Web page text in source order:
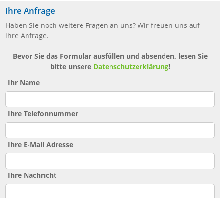
Ihre Anfrage
Haben Sie noch weitere Fragen an uns? Wir freuen uns auf
ihre Anfrage.
Bevor Sie das Formular ausfüllen und absenden, lesen Sie
bitte unsere Datenschutzerklärung!
Ihr Name
Ihre Telefonnummer
Ihre E-Mail Adresse
Ihre Nachricht